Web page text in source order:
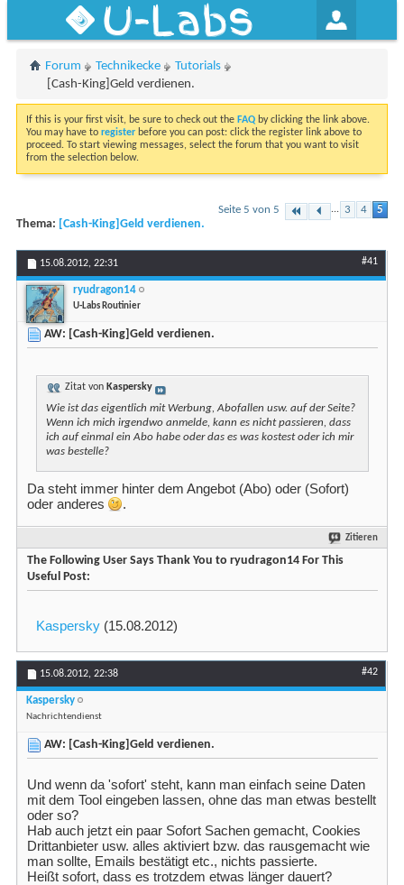
U-Labs
Forum Technikecke
Tutorials
[Cash-King]Geld verdienen.
If this is your first visit, be sure to check out the FAQ by clicking the link above.
You may have to register before you can post: click the register link above to
proceed. To start viewing messages, select the forum that you want to visit
from the selection below.
Seite 5 von 5 ... 3 4 5
Thema: [Cash-King]Geld verdienen.
15.08.2012, 22:31 #41
ryudragon14
U-Labs Routinier
AW: [Cash-King]Geld verdienen.
Zitat von Kaspersky
Wie ist das eigentlich mit Werbung, Abofallen usw. auf der Seite?
Wenn ich mich irgendwo anmelde, kann es nicht passieren, dass
ich auf einmal ein Abo habe oder das es was kostest oder ich mir
was bestelle?
Da steht immer hinter dem Angebot (Abo) oder (Sofort)
oder anderes
.
Zitieren
The Following User Says Thank You to ryudragon14 For This
Useful Post:
Kaspersky (15.08.2012)
15.08.2012, 22:38 #42
Kaspersky
Nachrichtendienst
AW: [Cash-King]Geld verdienen.
Und wenn da 'sofort' steht, kann man einfach seine Daten
mit dem Tool eingeben lassen, ohne das man etwas bestellt
oder so?
Hab auch jetzt ein paar Sofort Sachen gemacht, Cookies
Drittanbieter usw. alles aktiviert bzw. das rausgemacht wie
man sollte, Emails bestätigt etc., nichts passierte.
Heißt sofort, dass es trotzdem etwas länger dauert?